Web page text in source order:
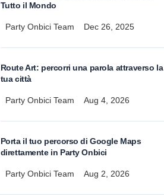
Tutto il Mondo
Party Onbici Team Dec 26, 2025
Route Art: percorri una parola attraverso la
tua città
Party Onbici Team Aug 4, 2026
Porta il tuo percorso di Google Maps
direttamente in Party Onbici
Party Onbici Team Aug 2, 2026